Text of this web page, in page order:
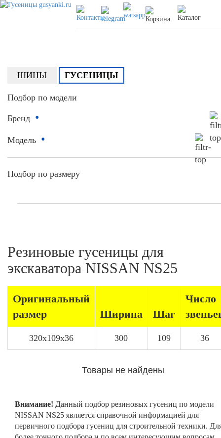
ШИНЫ ГУСЕНИЦЫ
Подбор по модели
Бренд •
Модель •
Подбор по размеру
Резиновые гусеницы для
экскаватора NISSAN NS25
Оригинальный
размер
Ширина Шаг
Число
320x109x36 300 109 36
Товары не найдены
Внимание! Данный подбор резиновых гусениц по модели
NISSAN NS25 является справочной информацией для
первичного подбора гусениц для строительной техники.